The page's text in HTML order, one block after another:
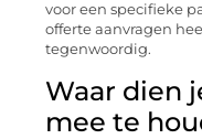
voor een specifieke
offerte aanvragen
tegenwoordig.
Waar dien
mee te